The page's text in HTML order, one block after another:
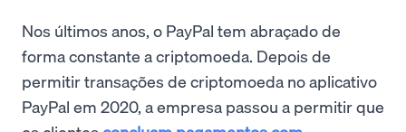
Nos últimos anos, o PayPal tem abraçado de
forma constante a criptomoeda. Depois de
permitir transações de criptomoeda no aplicativo
PayPal em 2020, a empresa passou a permitir que